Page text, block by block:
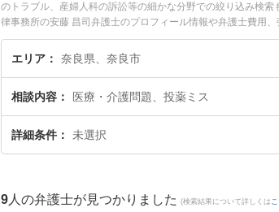
のトラブル、産婦人科の訴訟等の細かな分野での絞り込み検
律事務所の安藤 昌司弁護士のプロフィール情報や弁護士費用
い』『投薬ミスのトラブル解決の実績豊富な近くの弁護士を
さんにおすすめです。
エリア 奈良県、奈良市
相談内容 医療・介護問題、投薬ミス
詳細条件 未選択
9 人の弁護士が見つかりました (検索結果について詳しくは